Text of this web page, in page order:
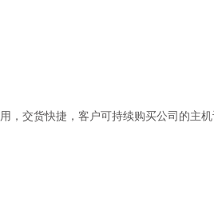
，交货快捷，客户可持续购买公司的主